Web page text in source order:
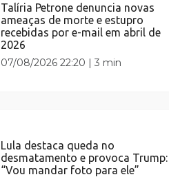
Talíria Petrone denuncia novas
ameaças de morte e estupro
recebidas por e-mail em abril de
2026
07/08/2026 22:20 |3 min
Lula destaca queda no
desmatamento e provoca Trump:
“Vou mandar foto para ele”